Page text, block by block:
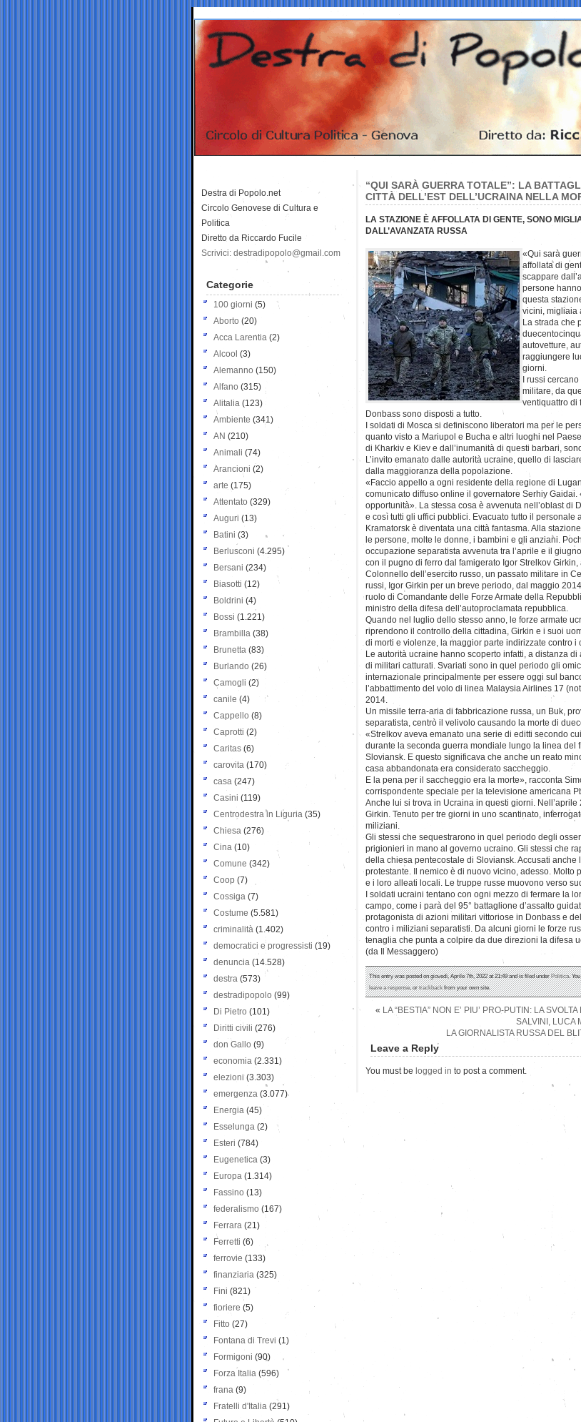
“QUI SARÀ GUERRA TOTALE”: LA
CITTÀ DELL’EST DELL’UCRAINA NELLA
LA STAZIONE È AFFOLLATA DI GENTE, SONO
DALL’AVANZATA RUSSA
«Qui sarà
affollata di
scappare
persone
questa
vicini, migliaia
La strada che
autovetture,
raggiungere
giorni.
I russi
militare, da
ventiquattro di
Donbass sono disposti a tutto.
I soldati di Mosca si definiscono liberatori ma per le
quanto visto a Mariupol e Bucha e altri luoghi nel
di Kharkiv e Kiev e dall’inumanità di questi barbari,
L’invito emanato dalle autorità ucraine, quello di
dalla maggioranza della popolazione.
«Faccio appello a ogni residente della regione di
comunicato diffuso online il governatore Serhiy
opportunità». La stessa cosa è avvenuta nell’oblast di
e così tutti gli uffici pubblici. Evacuato tutto il personale
Kramatorsk è diventata una città fantasma. Alla
le persone, molte le donne, i bambini e gli anziani.
occupazione separatista avvenuta tra l’aprile e il
con il pugno di ferro dal famigerato Igor Strelkov
Colonnello dell’esercito russo, un passato militare in
russi, Igor Girkin per un breve periodo, dal maggio
ruolo di Comandante delle Forze Armate della
ministro della difesa dell’autoproclamata repubblica.
Quando nel luglio dello stesso anno, le forze armate
riprendono il controllo della cittadina, Girkin e i suoi
di morti e violenze, la maggior parte indirizzate contro i
Le autorità ucraine hanno scoperto infatti, a distanza
di militari catturati. Svariati sono in quel periodo gli
internazionale principalmente per essere oggi sul
l’abbattimento del volo di linea Malaysia Airlines 17
2014.
Un missile terra-aria di fabbricazione russa, un Buk,
separatista, centrò il velivolo causando la morte di
«Strelkov aveva emanato una serie di editti secondo
durante la seconda guerra mondiale lungo la linea del
Sloviansk. E questo significava che anche un reato
casa abbandonata era considerato saccheggio.
E la pena per il saccheggio era la morte», racconta
corrispondente speciale per la televisione americana
Anche lui si trova in Ucraina in questi giorni.
Girkin. Tenuto per tre giorni in uno scantinato,
miliziani.
Gli stessi che sequestrarono in quel periodo degli
prigionieri in mano al governo ucraino. Gli stessi che
della chiesa pentecostale di Sloviansk. Accusati
protestante. Il nemico è di nuovo vicino, adesso. Molto
e i loro alleati locali. Le truppe russe muovono verso
I soldati ucraini tentano con ogni mezzo di fermare la
campo, come i parà del 95° battaglione d’assalto
protagonista di azioni militari vittoriose in Donbass e
contro i miliziani separatisti. Da alcuni giorni le forze
tenaglia che punta a colpire da due direzioni la difesa
(da Il Messaggero)
This entry was posted on giovedì, Aprile 7th, 2022 at 21:49 and is filed underPolitica.
leave a response, ortrackbackfrom your own site.
« LA “BESTIA” NON E’ PIU’ PRO-PUTIN: LA
SALVINI, LUCA
LA GIORNALISTA RUSSA DEL
Leave a Reply
You must be logged in to post a comment.
Destra di Popolo.net
Circolo Genovese di Cultura e
Politica
Diretto da Riccardo Fucile
Scrivici: destradipopolo@gmail.com
Categorie
100 giorni (5)
Aborto (20)
Acca Larentia (2)
Alcool (3)
Alemanno (150)
Alfano (315)
Alitalia (123)
Ambiente (341)
AN (210)
Animali (74)
Arancioni (2)
arte (175)
Attentato (329)
Auguri (13)
Batini (3)
Berlusconi (4.295)
Bersani (234)
Biasotti (12)
Boldrini (4)
Bossi (1.221)
Brambilla (38)
Brunetta (83)
Burlando (26)
Camogli (2)
canile (4)
Cappello (8)
Caprotti (2)
Caritas (6)
carovita (170)
casa (247)
Casini (119)
Centrodestra in Liguria (35)
Chiesa (276)
Cina (10)
Comune (342)
Coop (7)
Cossiga (7)
Costume (5.581)
criminalità (1.402)
democratici e progressisti (19)
denuncia (14.528)
destra (573)
destradipopolo (99)
Di Pietro (101)
Diritti civili (276)
don Gallo (9)
economia (2.331)
elezioni (3.303)
emergenza (3.077)
Energia (45)
Esselunga (2)
Esteri (784)
Eugenetica (3)
Europa (1.314)
Fassino (13)
federalismo (167)
Ferrara (21)
Ferretti (6)
ferrovie (133)
finanziaria (325)
Fini (821)
fioriere (5)
Fitto (27)
Fontana di Trevi (1)
Formigoni (90)
Forza Italia (596)
frana (9)
Fratelli d'Italia (291)